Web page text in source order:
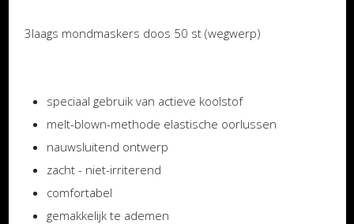
3laags mondmaskers doos 50 st (wegwerp)
speciaal gebruik van actieve koolstof
melt-blown-methode elastische oorlussen
nauwsluitend ontwerp
zacht - niet-irriterend
comfortabel
gemakkelijk te ademen